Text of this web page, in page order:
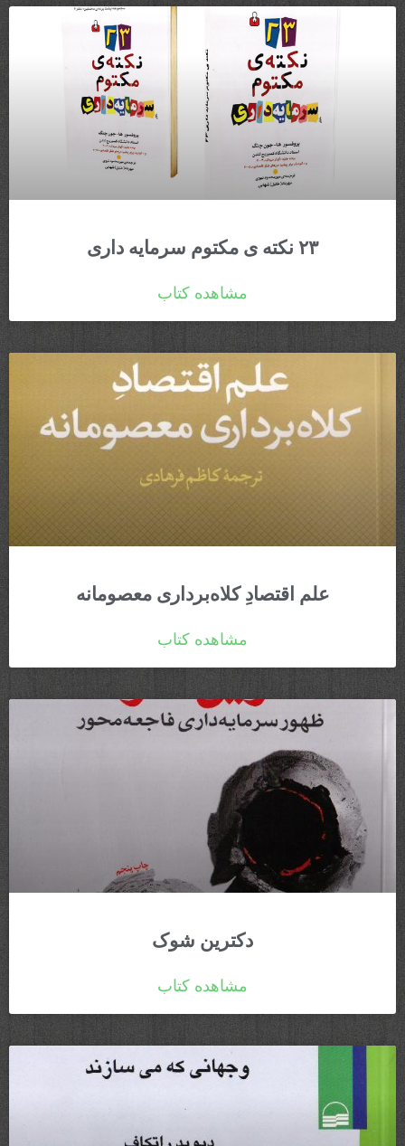
۲۳ نکته ی مکتوم سرمایه داری
مشاهده کتاب
علم اقتصادِ کلاه‌برداری معصومانه
مشاهده کتاب
دکترین شوک​
مشاهده کتاب